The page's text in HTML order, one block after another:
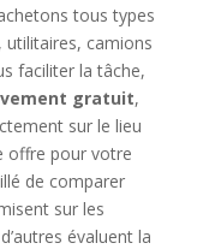
tous types
camions
faciliter la tâche,
gratuit,
sur le lieu
offre pour votre
de comparer
sur les
évaluent la